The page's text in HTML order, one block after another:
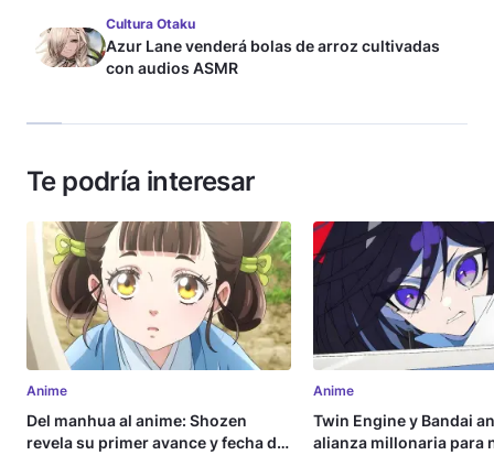
Cultura Otaku
Azur Lane venderá bolas de arroz cultivadas
con audios ASMR
Te podría interesar
Anime
Del manhua al anime: Shozen
revela su primer avance y fecha de
Anime
Twin Engine y Bandai
alianza millonaria para